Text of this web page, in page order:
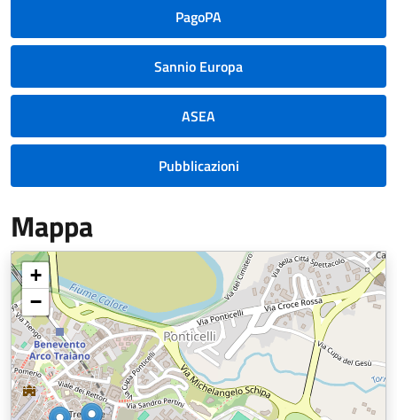
PagoPA
Sannio Europa
ASEA
Pubblicazioni
Mappa
+
−